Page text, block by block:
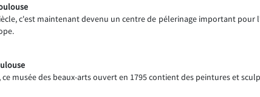
c'est maintenant devenu un centre de pélerinage important pour
musée des beaux-arts ouvert en 1795 contient des peintures et